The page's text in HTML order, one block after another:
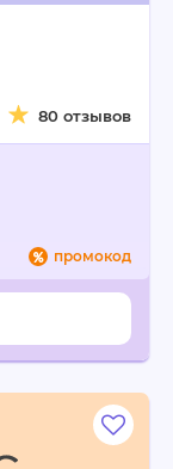
80 отзывов
промокод